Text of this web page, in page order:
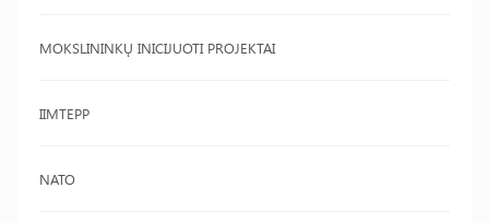
MOKSLININKŲ INICIJUOTI PROJEKTAI
IIMTEPP
NATO